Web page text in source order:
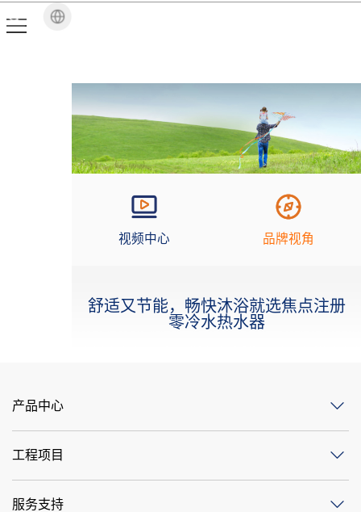
视频中心 品牌视角
舒适又节能，畅快沐浴就选焦点注册
零冷水热水器
产品中心
工程项目
服务支持